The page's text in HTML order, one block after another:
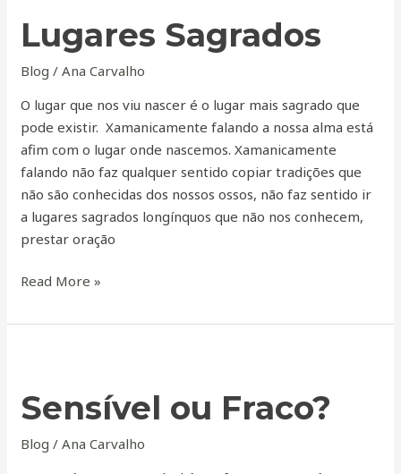
Lugares Sagrados
Blog /Ana Carvalho
O lugar que nos viu nascer é o lugar mais sagrado que
pode existir. Xamanicamente falando a nossa alma está
afim com o lugar onde nascemos. Xamanicamente
falando não faz qualquer sentido copiar tradições que
não são conhecidas dos nossos ossos, não faz sentido ir
a lugares sagrados longínquos que não nos conhecem,
prestar oração
Read More »
Sensível ou Fraco?
Blog /Ana Carvalho
Fraco?